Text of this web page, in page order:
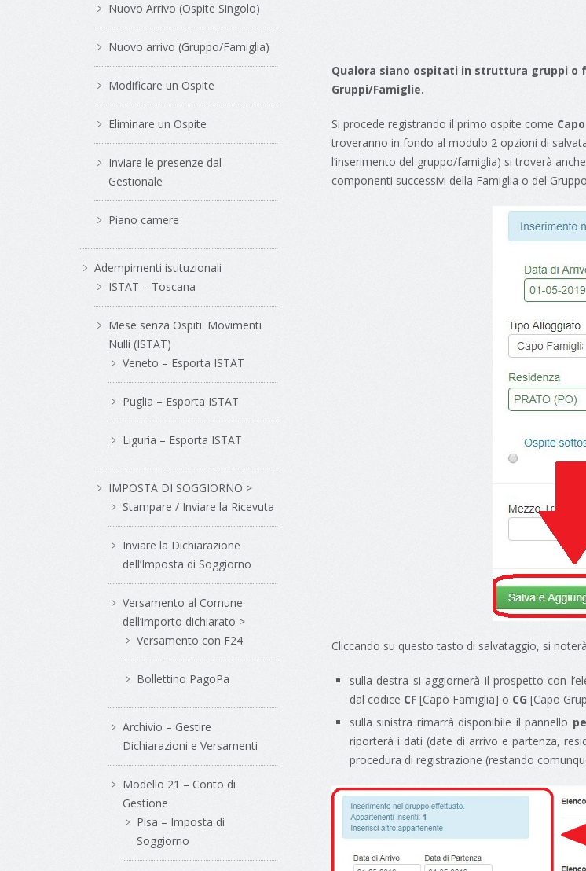
Qualora siano ospitati in struttura gruppi o
Gruppi/Famiglie.
Si procede registrando il primo ospite come
troveranno in fondo al modulo 2 opzioni di
l’inserimento del gruppo/famiglia) si troverà
componenti successivi della Famiglia o del
Cliccando su questo tasto di salvataggio, si
sulla destra si aggiornerà il prospetto con
dal codice CF [Capo Famiglia] o CG [Capo
sulla sinistra rimarrà disponibile il pannello
riporterà i dati (date di arrivo e partenza,
procedura di registrazione (restando
Nuovo Arrivo (Ospite Singolo)
Nuovo arrivo (Gruppo/Famiglia)
Modificare un Ospite
Eliminare un Ospite
Inviare le presenze dal
Gestionale
Piano camere
Adempimenti istituzionali
ISTAT – Toscana
Mese senza Ospiti: Movimenti
Nulli (ISTAT)
Veneto – Esporta ISTAT
Puglia – Esporta ISTAT
Liguria – Esporta ISTAT
IMPOSTA DI SOGGIORNO >
Stampare / Inviare la Ricevuta
Inviare la Dichiarazione
dell’Imposta di Soggiorno
Versamento al Comune
dell’importo dichiarato >
Versamento con F24
Bollettino PagoPa
Archivio – Gestire
Dichiarazioni e Versamenti
Modello 21 – Conto di
Gestione
Pisa – Imposta di
Soggiorno